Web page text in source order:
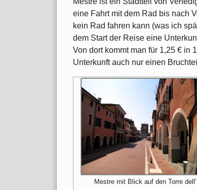
eine Fahrt mit dem Rad bis nach
kein Rad fahren kann (was ich
dem Start der Reise eine
Von dort kommt man für 1,25 € in
Unterkunft auch nur einen
Mestre mit Blick auf den Torre dell'